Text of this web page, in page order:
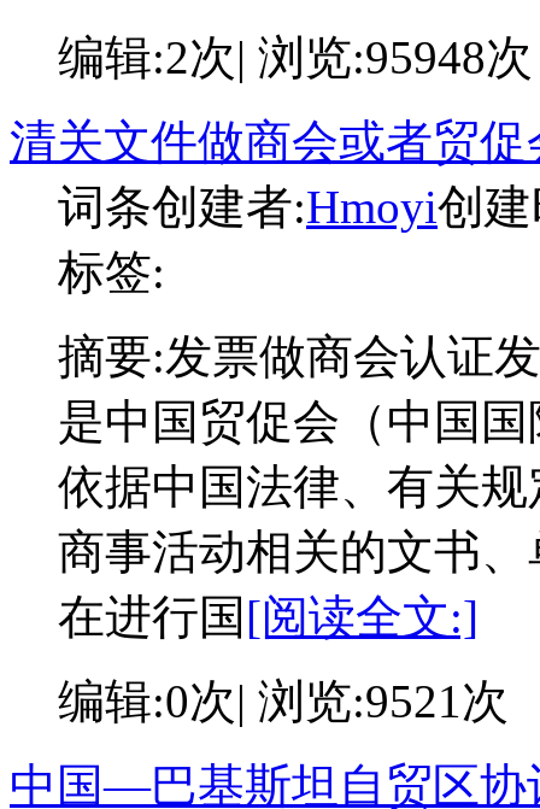
编辑:2次| 浏览:95948次
清关文件做商会或者贸促
词条创建者:Hmoyi创建
标签:
摘要:发票做商会认证
是中国贸促会（中国
依据中国法律、有关
商事活动相关的文书
在进行国[阅读全文:]
编辑:0次| 浏览:9521次
中国—巴基斯坦自贸区协